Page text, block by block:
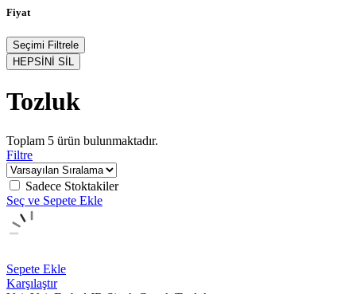
Fiyat
Seçimi Filtrele
HEPSİNİ SİL
Tozluk
Toplam 5 ürün bulunmaktadır.
Filtre
Sadece Stoktakiler
Seç ve Sepete Ekle
Sepete Ekle
Karşılaştır